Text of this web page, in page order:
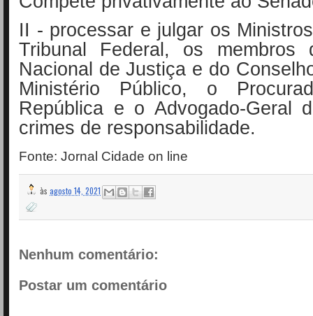
II - processar e julgar os
Tribunal Federal, os membros
Nacional de Justiça e do
Ministério Público, o
República e o Advogado-Geral
crimes de responsabilidade.
Fonte: Jornal Cidade on line
às agosto 14, 2021
Nenhum comentário:
Postar um comentário